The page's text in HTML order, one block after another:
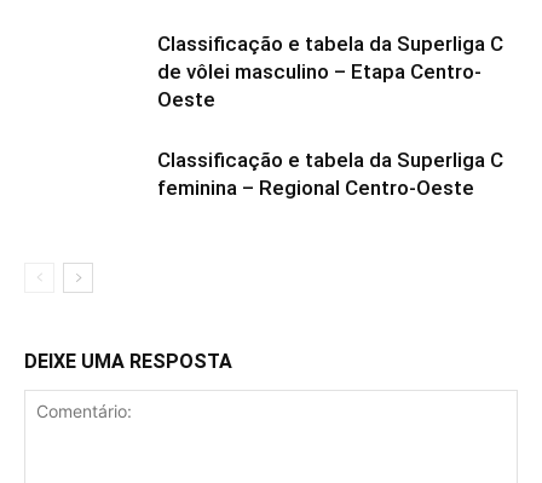
Classificação e tabela da Superliga C
de vôlei masculino – Etapa Centro-
Oeste
Classificação e tabela da Superliga C
feminina – Regional Centro-Oeste
DEIXE UMA RESPOSTA